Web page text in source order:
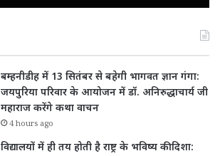
बम्हनीडीह में 13 सितंबर से बहेगी भागवत ज्ञान गंगा:
जयपुरिया परिवार के आयोजन में डॉ. अनिरुद्धाचार्य जी
महाराज करेंगे कथा वाचन
4 hours ago
विद्यालयों में ही तय होती है राष्ट्र के भविष्य की दिशा: